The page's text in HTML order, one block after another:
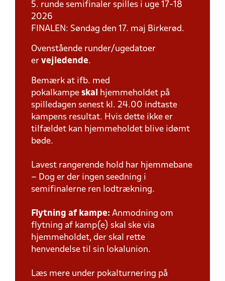
5. runde semifinaler spilles i uge 17-18
2026
FINALEN: Søndag den 17. maj Birkerød.
Ovenstående runder/ugedatoer
er vejledende.
Bemærk at ifb. med
pokalkampe skal
hjemmeholdet på
spilledagen senest kl. 24.00 indtaste
kampens resultat. Hvis dette ikke er
tilfældet kan hjemmeholdet blive idømt
bøde.
Lavest rangerende hold har hjemmebane
– Dog er der ingen seedning i
semifinalerne ren lodtrækning.
Flytning af kampe: Anmodning om
flytning af kamp(e) skal ske via
hjemmeholdet, der skal rette
henvendelse til sin lokalunion.
Læs mere under pokalturnering på